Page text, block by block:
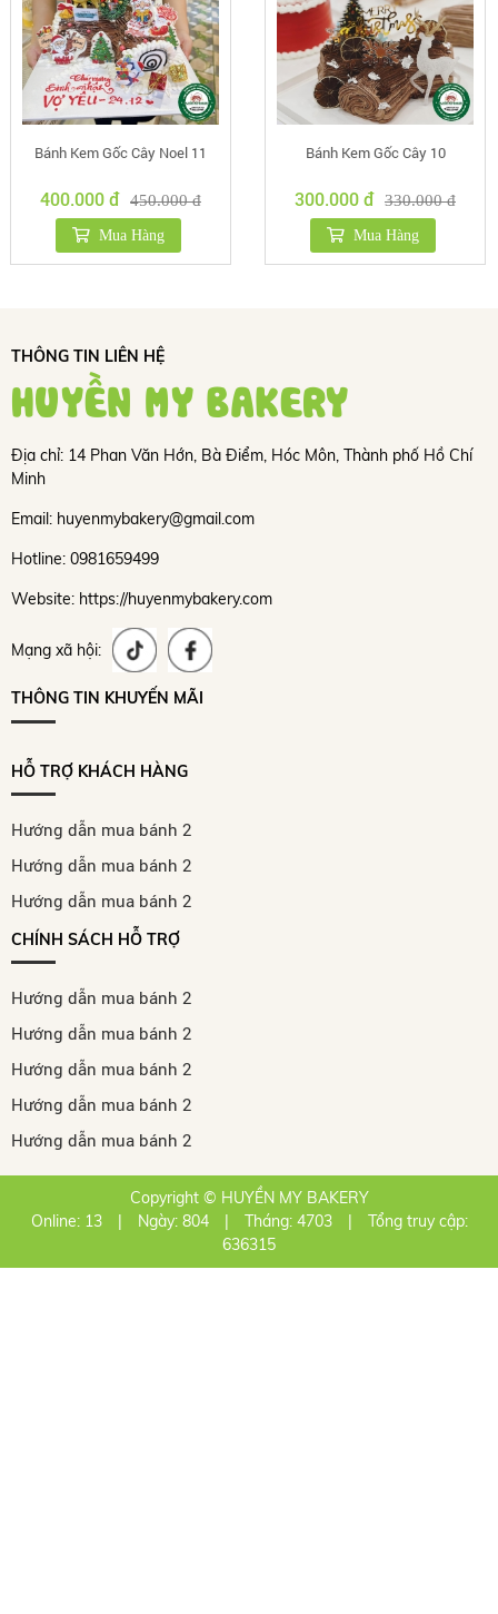
Bánh Kem Gốc Cây Noel 11
400.000 đ 450.000 đ
Mua Hàng
Bánh Kem Gốc Cây 10
300.000 đ 330.000 đ
Mua Hàng
THÔNG TIN LIÊN HỆ
HUYỀN MY BAKERY
Địa chỉ: 14 Phan Văn Hớn, Bà Điểm, Hóc Môn, Thành phố Hồ Chí
Minh
Email: huyenmybakery@gmail.com
Hotline: 0981659499
Website: https://huyenmybakery.com
Mạng xã hội:
THÔNG TIN KHUYẾN MÃI
HỖ TRỢ KHÁCH HÀNG
Hướng dẫn mua bánh 2
Hướng dẫn mua bánh 2
Hướng dẫn mua bánh 2
CHÍNH SÁCH HỖ TRỢ
Hướng dẫn mua bánh 2
Hướng dẫn mua bánh 2
Hướng dẫn mua bánh 2
Hướng dẫn mua bánh 2
Hướng dẫn mua bánh 2
Copyright © HUYỀN MY BAKERY
Online: 13
| Ngày: 804 | Tháng: 4703 |
Tổng truy cập:
636315